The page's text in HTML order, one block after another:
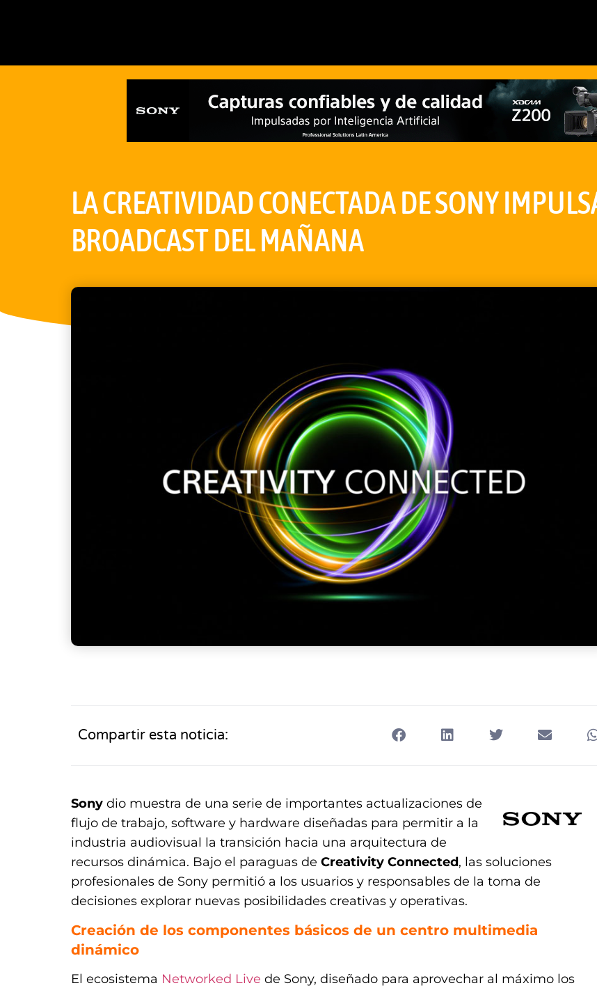
LA CREATIVIDAD CONECTADA DE SONY
BROADCAST DEL MAÑANA
Compartir esta noticia:
Sony dio muestra de una serie de importantes actualizaciones de
flujo de trabajo, software y hardware diseñadas para permitir a la
industria audiovisual la transición hacia una arquitectura de
recursos dinámica. Bajo el paraguas de Creativity Connected, las soluciones
profesionales de Sony permitió a los usuarios y responsables de la toma de
decisiones explorar nuevas posibilidades creativas y operativas.
Creación de los componentes básicos de un centro multimedia
dinámico
El ecosistema Networked Live de Sony, diseñado para aprovechar al máximo los